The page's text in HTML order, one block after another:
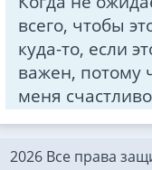
всего, чтобы
куда-то, если
важен, потому
меня
2026 Все права